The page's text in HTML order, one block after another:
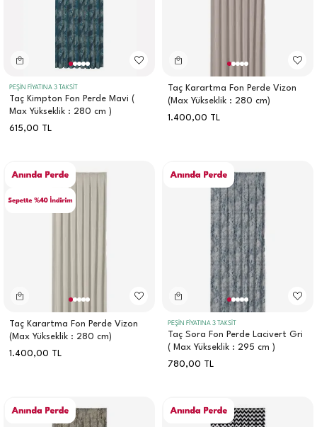
PEŞİN FİYATINA 3 TAKSİT
Taç Kimpton Fon Perde Mavi (
Max Yükseklik : 280 cm )
615,00 TL
Taç Karartma Fon Perde Vizon
(Max Yükseklik : 280 cm)
1.400,00 TL
Taç Karartma Fon Perde Vizon
(Max Yükseklik : 280 cm)
1.400,00 TL
PEŞİN FİYATINA 3 TAKSİT
Taç Sora Fon Perde Lacivert Gri
( Max Yükseklik : 295 cm )
780,00 TL